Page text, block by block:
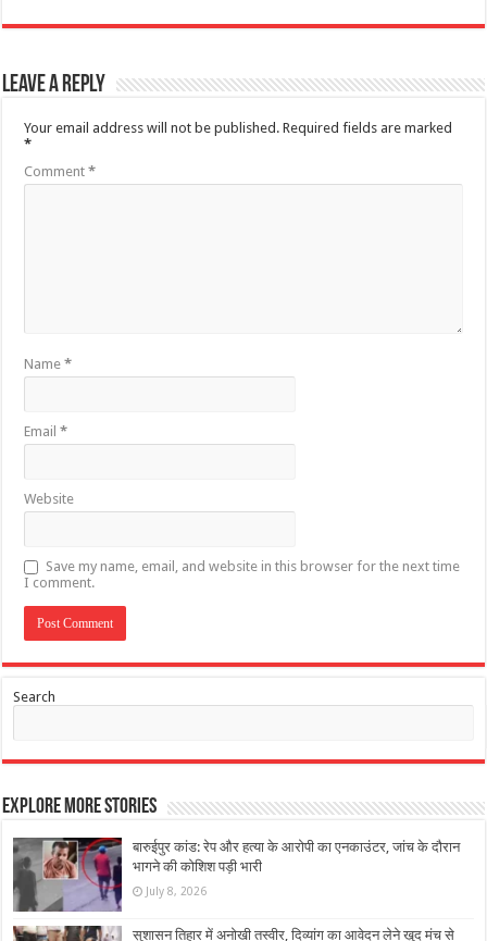
Leave a Reply
Your email address will not be published. Required fields are marked
*
Comment*
Name*
Email*
Website
Save my name, email, and website in this browser for the next time
I comment.
Search
Explore More Stories
बारुईपुर कांड: रेप और हत्या के आरोपी का एनकाउंटर, जांच के दौरान
भागने की कोशिश पड़ी भारी
July 8, 2026
सुशासन तिहार में अनोखी तस्वीर, दिव्यांग का आवेदन लेने खुद मंच से